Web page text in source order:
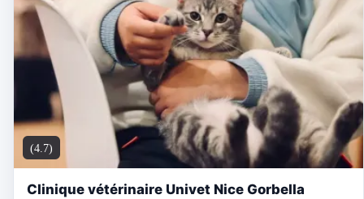
(4.7)
Clinique vétérinaire Univet Nice Gorbella